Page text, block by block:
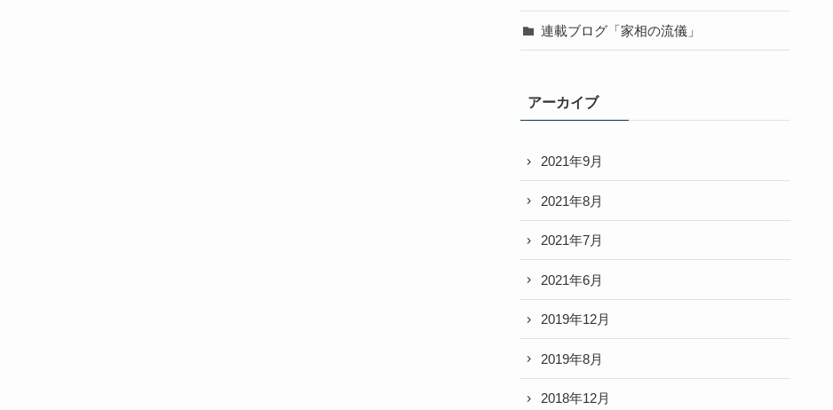
連載ブログ「家相の流儀」
アーカイブ
2021年9月
2021年8月
2021年7月
2021年6月
2019年12月
2019年8月
2018年12月